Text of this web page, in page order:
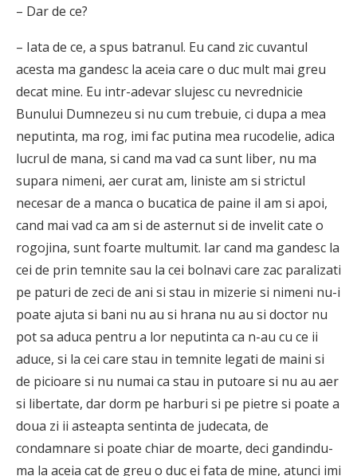
– Dar de ce?
– Iata de ce, a spus batranul. Eu cand zic cuvantul
acesta ma gandesc la aceia care o duc mult mai greu
decat mine. Eu intr-adevar slujesc cu nevrednicie
Bunului Dumnezeu si nu cum trebuie, ci dupa a mea
neputinta, ma rog, imi fac putina mea rucodelie, adica
lucrul de mana, si cand ma vad ca sunt liber, nu ma
supara nimeni, aer curat am, liniste am si strictul
necesar de a manca o bucatica de paine il am si apoi,
cand mai vad ca am si de asternut si de invelit cate o
rogojina, sunt foarte multumit. Iar cand ma gandesc la
cei de prin temnite sau la cei bolnavi care zac paralizati
pe paturi de zeci de ani si stau in mizerie si nimeni nu-i
poate ajuta si bani nu au si hrana nu au si doctor nu
pot sa aduca pentru a lor neputinta ca n-au cu ce ii
aduce, si la cei care stau in temnite legati de maini si
de picioare si nu numai ca stau in putoare si nu au aer
si libertate, dar dorm pe harburi si pe pietre si poate a
doua zi ii asteapta sentinta de judecata, de
condamnare si poate chiar de moarte, deci gandindu-
ma la aceia cat de greu o duc ei fata de mine, atunci imi